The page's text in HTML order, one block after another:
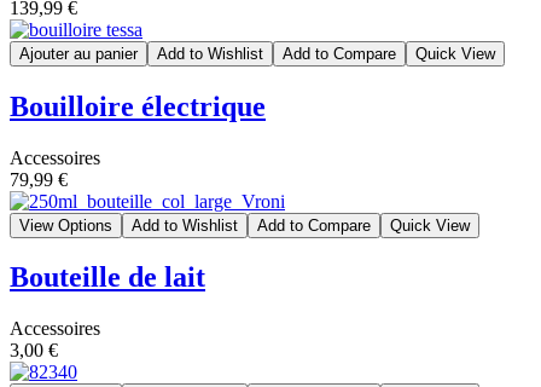
139,99 €
Ajouter au panier Add to Wishlist Add to Compare Quick View
Bouilloire électrique
Accessoires
79,99 €
View Options Add to Wishlist Add to Compare Quick View
Bouteille de lait
Accessoires
3,00 €